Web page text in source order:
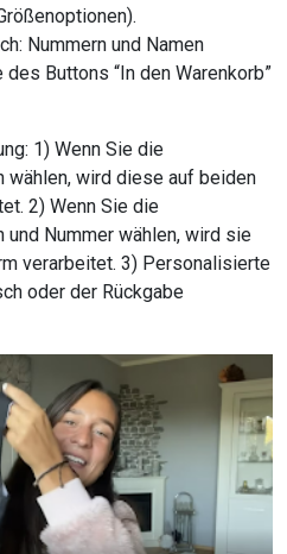
Nummern und Namen
Buttons “In den Warenkorb”
1) Wenn Sie die
wählen, wird diese auf beiden
2) Wenn Sie die
Nummer wählen, wird sie
verarbeitet. 3) Personalisierte
oder der Rückgabe